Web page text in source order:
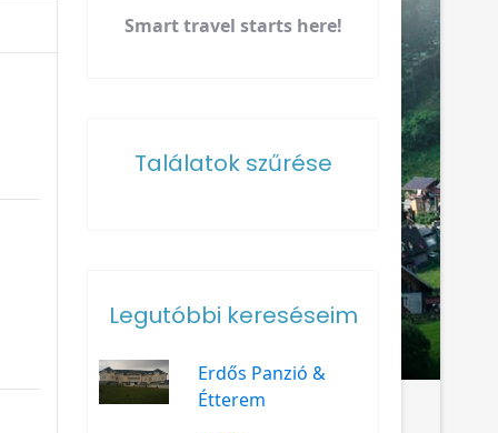
Smart travel starts here!
Találatok szűrése
Legutóbbi kereséseim
Erdős Panzió &
Étterem